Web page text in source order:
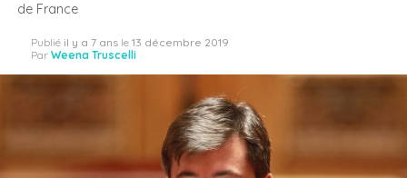
de France
Publié il y a 7 ans le 13 décembre 2019
Par Weena Truscelli